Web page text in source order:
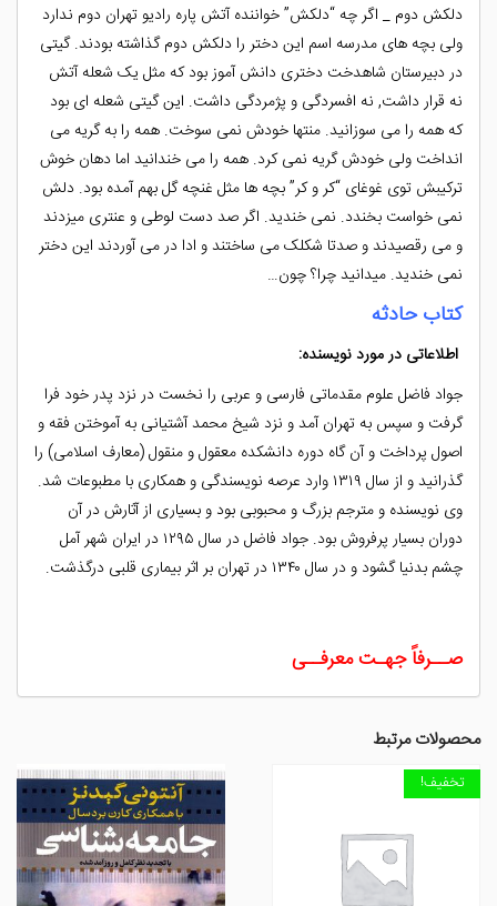
دلکش دوم _ اگر چه “دلکش” خواننده آتش پاره رادیو تهران دوم ندارد
ولی بچه های مدرسه اسم این دختر را دلکش دوم گذاشته بودند. گیتی
در دبیرستان شاهدخت دختری دانش آموز بود که مثل یک شعله آتش
نه قرار داشت, نه افسردگی و پژمردگی داشت. این گیتی شعله ای بود
که همه را می سوزانید. منتها خودش نمی سوخت. همه را به گریه می
انداخت ولی خودش گریه نمی کرد. همه را می خندانید اما دهان خوش
ترکیبش توی غوغای “کر و کر” بچه ها مثل غنچه گل بهم آمده بود. دلش
نمی خواست بخندد. نمی خندید. اگر صد دست لوطی و عنتری میزدند
و می رقصیدند و صدتا شکلک می ساختند و ادا در می آوردند این دختر
نمی خندید. میدانید چرا؟ چون…
کتاب حادثه
اطلاعاتی در مورد نویسنده:
جواد فاضل علوم مقدماتی فارسی و عربی را نخست در نزد پدر خود فرا
گرفت و سپس به تهران آمد و نزد شیخ محمد آشتیانی به آموختن فقه و
اصول پرداخت و آن گاه دوره دانشکده معقول و منقول (معارف اسلامی) را
گذرانید و از سال ۱۳۱۹ وارد عرصه نویسندگی و همکاری با مطبوعات شد.
وی نویسنده و مترجم بزرگ و محبوبی بود و بسیاری از آثارش در آن
دوران بسیار پرفروش بود. جواد فاضل در سال ۱۲۹۵ در ایران شهر آمل
چشم بدنیا گشود و در سال ۱۳۴۰ در تهران بر اثر بیماری قلبی درگذشت.
صــرفاً جهـت معرفــی
محصولات مرتبط
تخفیف!